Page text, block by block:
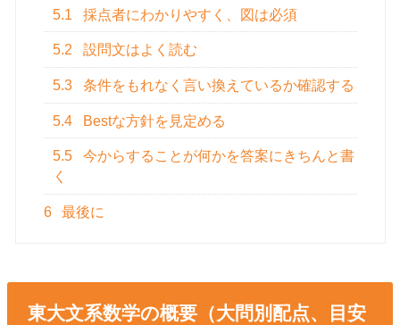
5.1 採点者にわかりやすく、図は必須
5.2 設問文はよく読む
5.3 条件をもれなく言い換えているか確認する
5.4 Bestな方針を見定める
5.5
今からすることが何かを答案にきちんと書
く
6 最後に
東大文系数学の概要（大問別配点、目安